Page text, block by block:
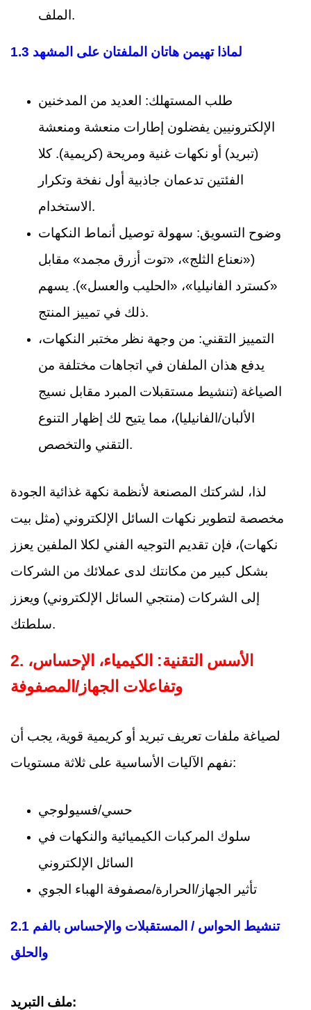
الملف.
1.3 لماذا تهيمن هاتان الملفتان على المشهد
طلب المستهلك: العديد من المدخنين
الإلكترونيين يفضلون إطارات منعشة ومنعشة
(تبريد) أو نكهات غنية ومريحة (كريمية). كلا
الفئتين تدعمان جاذبية أول نفخة وتكرار
الاستخدام.
وضوح التسويق: سهولة توصيل أنماط النكهات
(«نعناع الثلج»، «توت أزرق مجمد» مقابل
«كسترد الفانيليا»، «الحليب والعسل»). يسهم
ذلك في تمييز المنتج.
التمييز التقني: من وجهة نظر مختبر النكهات،
يدفع هذان الملفان في اتجاهات مختلفة من
الصياغة (تنشيط مستقبلات المبرد مقابل نسيج
الألبان/الفانيليا)، مما يتيح لك إظهار التنوع
التقني والتخصص.
لذا، لشركتك المصنعة لأنظمة نكهة غذائية الجودة
مخصصة لتطوير نكهات السائل الإلكتروني (مثل بيت
نكهات)، فإن تقديم التوجيه الفني لكلا الملفين يعزز
بشكل كبير من مكانتك لدى عملائك من الشركات
إلى الشركات (منتجي السائل الإلكتروني) ويعزز
سلطتك.
2. الأسس التقنية: الكيمياء، الإحساس،
وتفاعلات الجهاز/المصفوفة
لصياغة ملفات تعريف تبريد أو كريمية قوية، يجب أن
نفهم الآليات الأساسية على ثلاثة مستويات:
حسي/فسيولوجي
سلوك المركبات الكيميائية والنكهات في
السائل الإلكتروني
تأثير الجهاز/الحرارة/مصفوفة الهباء الجوي
2.1 تنشيط الحواس / المستقبلات والإحساس بالفم
والحلق
ملف التبريد: